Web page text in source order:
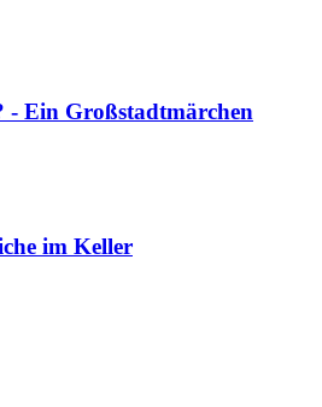
- Ein Großstadtmärchen
im Keller